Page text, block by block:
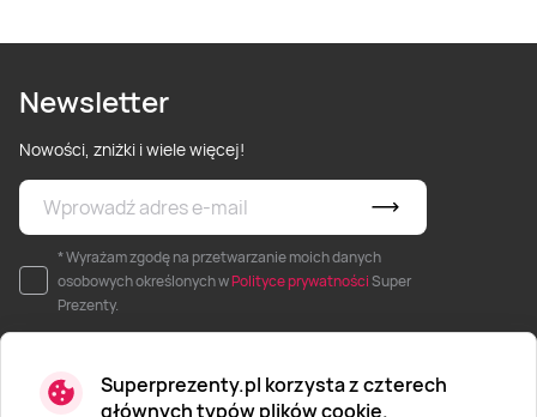
Superprezenty.pl korzysta z czterech
głównych typów plików cookie.
Newsletter
Nowości, zniżki i wiele więcej!
* Wyrażam zgodę na przetwarzanie moich danych
osobowych określonych wPolityce prywatnościSuper
Prezenty.